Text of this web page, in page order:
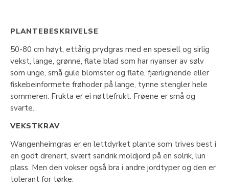
PLANTEBESKRIVELSE
50-80 cm høyt, ettårig prydgras med en spesiell og sirlig
vekst, lange, grønne, flate blad som har nyanser av sølv
som unge, små gule blomster og flate, fjærlignende eller
fiskebeinformete frøhoder på lange, tynne stengler hele
sommeren. Frukta er ei nøttefrukt. Frøene er små og
svarte.
VEKSTKRAV
Wangenheimgras er en lettdyrket plante som trives best i
en godt drenert, svært sandrik moldjord på en solrik, lun
plass. Men den vokser også bra i andre jordtyper og den er
tolerant for tørke.